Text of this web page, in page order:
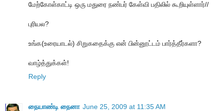
மேற்கோள்காட்டி ஒரு மதுரை நண்பர் கேள்வி பதிலில் கூறியுள்ளார்//
புரியல?
உங்க(உரையாடல்) சிறுகதைக்கு என் பின்னூட்டம் பார்த்தீர்களா?
வாழ்த்துக்கள்!
Reply
நையாண்டி நைனா June 25, 2009 at 11:35 AM